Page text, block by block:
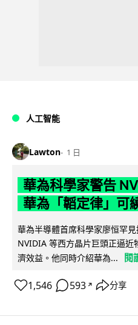
人工智能
Lawton 1 日
華為科學家警告
華為「韜定律」可
華為半導體首席科學家廖恒罕
NVIDIA 等西方晶片巨頭正逼
濟效益。他同時介紹華為...
閱
1,546 593 ↗ 分享